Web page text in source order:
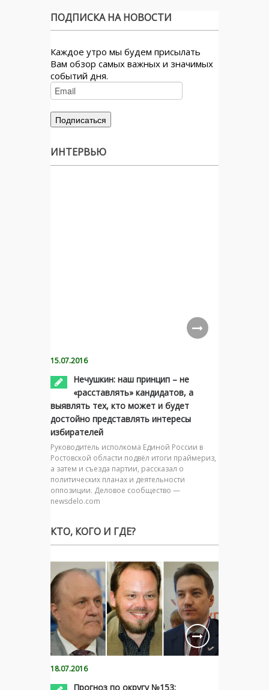
ПОДПИСКА НА НОВОСТИ
Каждое утро мы будем присылать
Вам обзор самых важных и значимых
событий дня.
ИНТЕРВЬЮ
15.07.2016
Нечушкин: наш принцип – не
«расставлять» кандидатов, а
выявлять тех, кто может и будет
достойно представлять интересы
избирателей
Руководитель исполкома Единой России в
Ростовской области подвёл итоги праймериз,
а затем и съезда партии, рассказал о
политических планах и деятельности
оппозиции. Деловое сообщество —
newsdelo.com
КТО, КОГО И ГДЕ?
18.07.2016
Прогноз по округу №153: